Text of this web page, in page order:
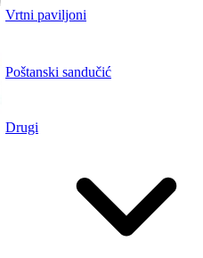
Vrtni paviljoni
Poštanski sandučić
Drugi